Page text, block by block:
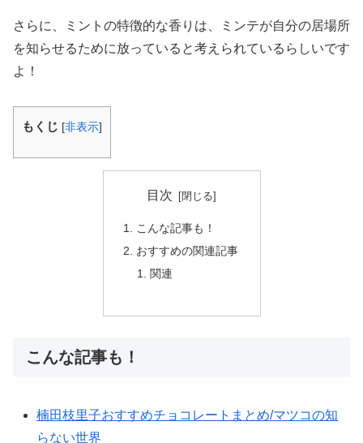
さらに、ミントの特徴的な香りは、ミンテが自分の居場所
を知らせるために放っていると考えられているらしいです
よ！
もくじ [非表示]
目次
こんな記事も！
おすすめの関連記事
関連
こんな記事も！
楠田枝里子おすすめチョコレートまとめ/マツコの知
らない世界